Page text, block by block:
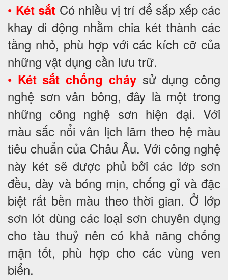
• Két sắt Có nhiều vị trí để sắp xếp các
khay di động nhằm chia két thành các
tầng nhỏ, phù hợp với các kích cỡ của
những vật dụng cần lưu trữ.
• Két sắt chống cháysử dụng công
nghệ sơn vân bông, đây là một trong
những công nghệ sơn hiện đại. Với
màu sắc nổi vân lịch lãm theo hệ màu
tiêu chuẩn của Châu Âu. Với công nghệ
này két sẽ được phủ bởi các lớp sơn
đều, dày và bóng mịn, chống gỉ và đặc
biệt rất bền màu theo thời gian. Ở lớp
sơn lót dùng các loại sơn chuyên dụng
cho tàu thuỷ nên có khả năng chống
mặn tốt, phù hợp cho các vùng ven
biển.